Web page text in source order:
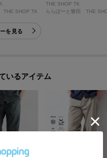
THE SHOP TK
THE SHOP TK
を見る
いるアイテム